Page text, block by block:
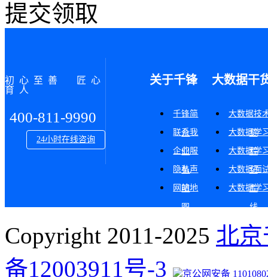
提交领取
初心至善 匠心
育人
400-811-9990
24小时在线咨询
关于千锋
千锋简
介
联系我
们
企业服
务
隐私声
明
网站地
图
大数据干
大数据技
货
大数据学
程
大数据学
记
大数据面
库
大数据学
线
Copyright 2011-2025 北
备12003911号-3
京公网安备